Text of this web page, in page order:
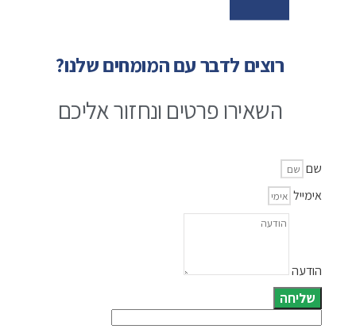
רוצים לדבר עם המומחים שלנו?
השאירו פרטים ונחזור אליכם
שם
אימייל
הודעה
שליחה